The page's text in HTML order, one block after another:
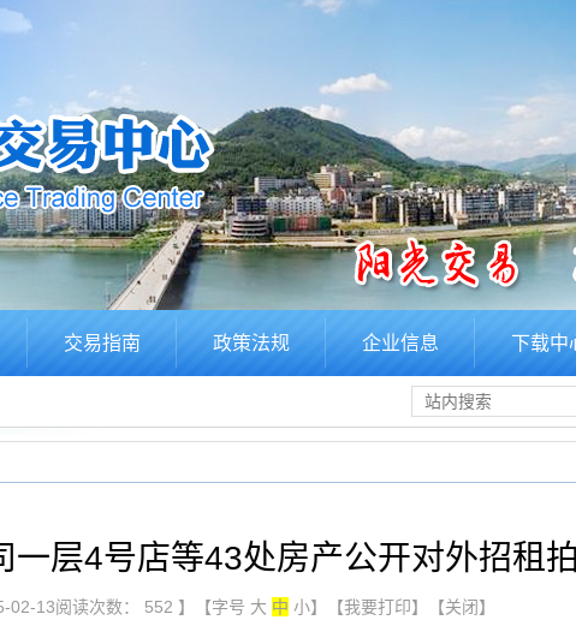
交易指南 政策法规 企业信息 下载中
一层4号店等43处房产公开对外招租
02-13阅读次数： 552 】【字号 大 中 小】 【我要打印】 【关闭】